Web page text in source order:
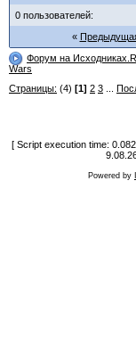
0 пользователей:
Форум на
Wars
Страницы: (4) [1] 2 3
[ Script execution time:
Powered by